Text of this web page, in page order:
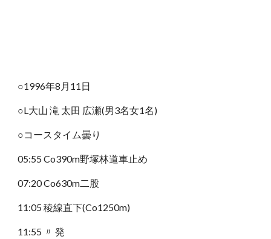
○1996年8月11日
○L大山 滝 太田 広瀬(男3名女1名)
○コースタイム曇り
05:55 Co390m野塚林道車止め
07:20 Co630m二股
11:05 稜線直下(Co1250m)
11:55 〃 発